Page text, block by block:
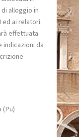
alloggio in
ed ai relatori.
effettuata
indicazioni da
(Pu)